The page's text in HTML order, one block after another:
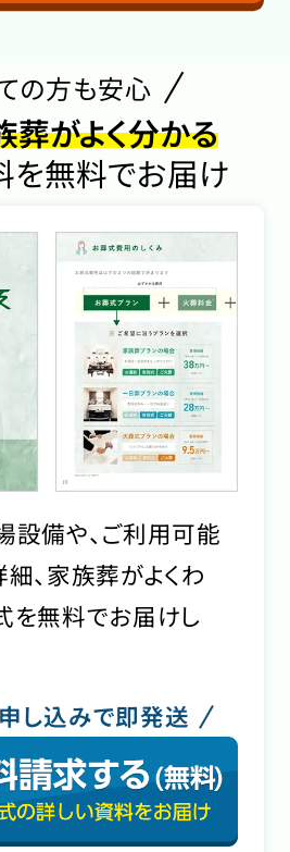
の方も安心
がよく分かる
を無料でお届け
設備や、ご利用可能
、家族葬がよくわ
を無料でお届けし
し込みで即発送